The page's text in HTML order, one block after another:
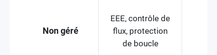
Non géré
EEE, contrôle de
flux, protection
de boucle